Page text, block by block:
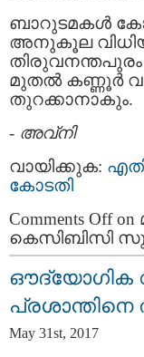
ബാറുടമകള്‍
അനുകൂല
മുതല്‍ കണ്ണൂര്‍
തുറക്കാനാകും.
- അവ്നി
വായിക്കുക:
കോടതി
Comments Offon
കെസിബിസി
ഔദ്യോഗിക
May 31st, 2017